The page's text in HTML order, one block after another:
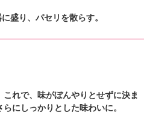
盛り、パセリを散らす。
れで、味がぼんやりとせずに決ま
にしっかりとした味わいに。